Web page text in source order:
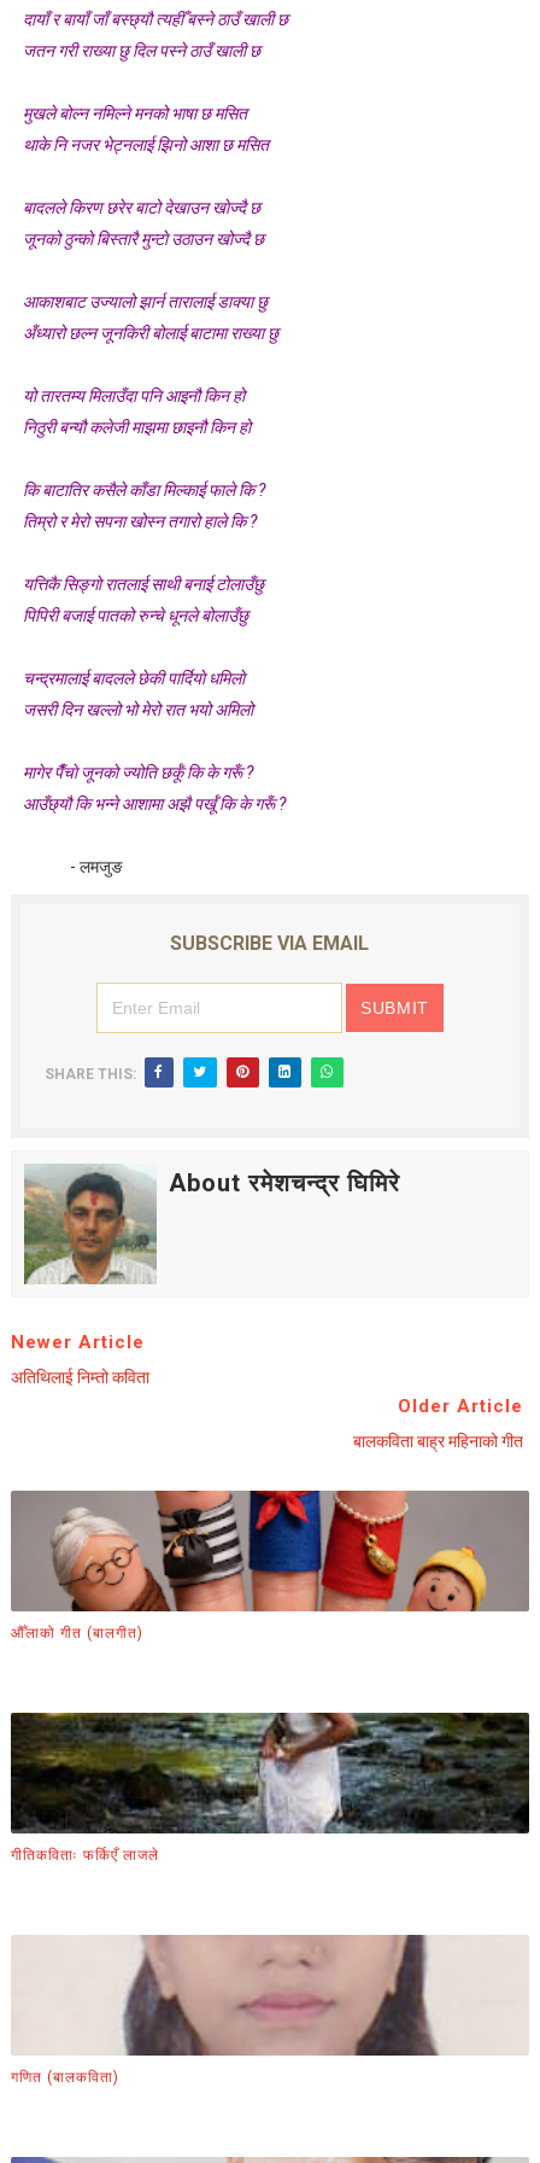
लघुकथा : गुलियो माया
बालकविता: तीज आयो तीजमा
तीजको दर (लघुकथा)
औँलाको गीत (बालगीत)
दायाँ र बायाँ जाँ बस्छ्यौ त्यहीँ बस्ने ठाउँ खाली छ
जतन गरी राख्या छु दिल पस्ने ठाउँ खाली छ
मुखले बोल्न नमिल्ने मनको भाषा छ मसित
थाके नि नजर भेट्नलाई झिनो आशा छ मसित
बादलले किरण छरेर बाटो देखाउन ख‍ाेज्दै छ
जूनको ठुन्काे बिस्तारै मुन्टाे उठाउन खोज्दै छ
आकाशबाट उज्यालो झार्न तारालाई डाक्या छु
अँध्यारो छल्न जूनकिरी बोलाई बाटामा राख्या छु
यो तारतम्य मिलाउँदा पनि आइनौ किन हो
निठुरी बन्यौ कलेजी माझमा छाइनौ किन हो
कि बाटातिर कसैले काँडा मिल्काई फाले कि ?
तिम्रो र मेरो सपना खोस्न तगारो हाले कि ?
यत्तिकै सिङ्गाे रातलाई साथी बनाई टोलाउँछु
पिपिरी बजाई पातको रुन्चे धूनले बोलाउँछु
चन्द्रमालाई बादलले छेकी पार्दियाे धमिलाे
जसरी दिन खल्लो भो म‍ेरो रात भयो अमिलो
मागेर पैँचाे जूनकाे ज्योति छर्कूँ कि के गरूँ ?
आउँछ्यौ कि भन्ने आशामा अझै पर्खूँ कि के गरूँ ?
- लमजुङ
SUBSCRIBE VIA EMAIL
SHARE THIS:
About रमेशचन्द्र घिमिरे
Newer Article
अतिथिलाई निम्तो कविता
Older Article
बालकविता बाह्र महिनाको गीत
औँलाको गीत (बालगीत)
गीतिकविताः फर्किएँ लाजले
गणित (बालकविता)